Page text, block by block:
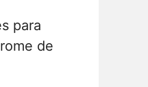
para
de